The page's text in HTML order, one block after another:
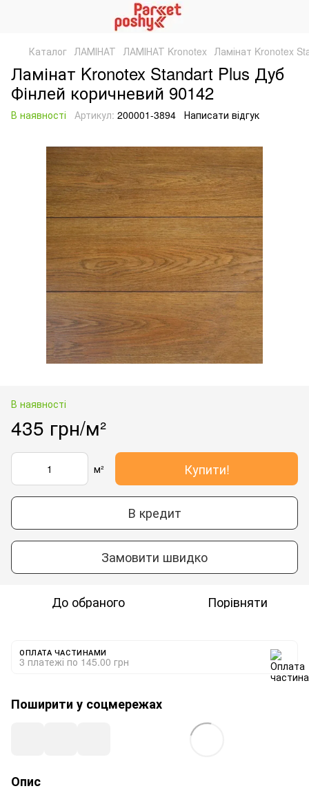
Каталог ЛАМІНАТ ЛАМІНАТ Kronotex Ламінат Kronotex
Ламінат Kronotex Standart Plus Дуб
Фінлей коричневий 90142
В наявності Артикул: 200001-3894 Написати відгук
В наявності
435 грн/м²
м² Купити!
В кредит
Замовити швидко
До обраного Порівняти
ОПЛАТА ЧАСТИНАМИ
3 платежі по 145.00 грн
Поширити у соцмережах
Опис